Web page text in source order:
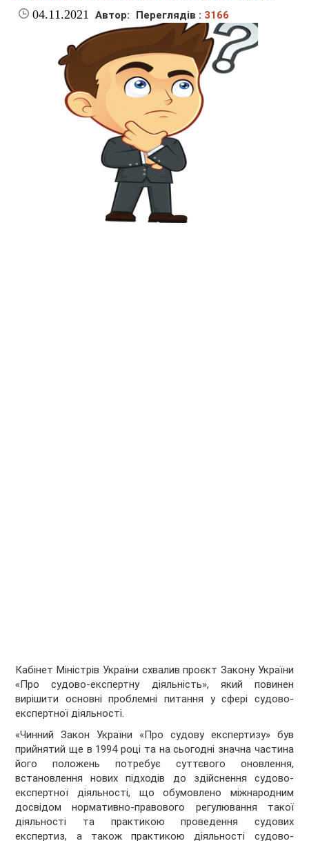
04.11.2021 Автор: Переглядів : 3166
Кабінет Міністрів України схвалив проєкт Закону України
«Про судово-експертну діяльність», який повинен
вирішити основні проблемні питання у сфері судово-
експертної діяльності.
«Чинний Закон України «Про судову експертизу» був
прийнятий ще в 1994 році та на сьогодні значна частина
його положень потребує суттєвого оновлення,
встановлення нових підходів до здійснення судово-
експертної діяльності, що обумовлено міжнародним
досвідом нормативно-правового регулювання такої
діяльності та практикою проведення судових
експертиз, а також практикою діяльності судово-